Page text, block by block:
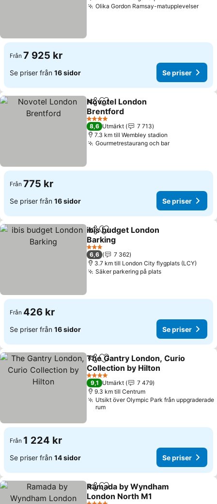
Olika Gordon Ramsay-matupplevelserSe
Från 7 925 kr
Se priser från 16 sidor Se priser
Dela Lägg till i Mina Favoriter
Novotel London
Brentford
Se priser
4 Stjärnor
8,6 Utmärkt
7 713
7.3 km till Wembley stadion
Gourmetrestaurang och barSe priser
Från 775 kr
Se priser från 16 sidor Se priser
Dela Lägg till i Mina Favoriter
ibis budget London
Barking
Se priser
3 Stjärnor
6,6
7 362
3.7 km till London City flygplats (LCY)
Säker parkering på platsSe priser
Från 426 kr
Se priser från 16 sidor Se priser
Dela Lägg till i Mina Favoriter
The Gantry London, Curio
Collection by Hilton
Se priser
4 Stjärnor
9,1 Utmärkt
7 479
9.3 km till Centrum
Utsikt över Olympic Park från uppgraderade
rum
Från 1 224 kr
Se priser från 14 sidor Se priser
Dela Lägg till i Mina Favoriter
Ramada by Wyndham
London North M1